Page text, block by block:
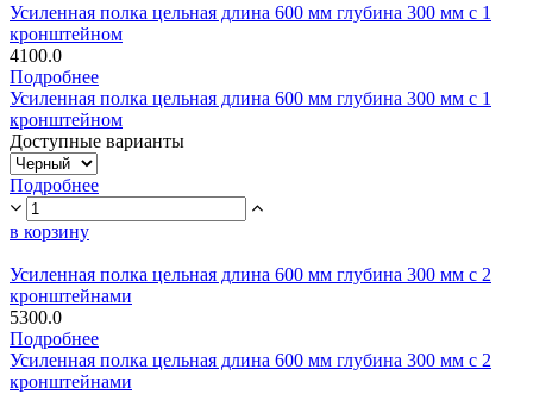
Усиленная полка цельная длина 600 мм глубина 300 мм с 1
кронштейном
4100.0
Подробнее
Усиленная полка цельная длина 600 мм глубина 300 мм с 1
кронштейном
Доступные варианты
Подробнее
в корзину
Усиленная полка цельная длина 600 мм глубина 300 мм с 2
кронштейнами
5300.0
Подробнее
Усиленная полка цельная длина 600 мм глубина 300 мм с 2
кронштейнами